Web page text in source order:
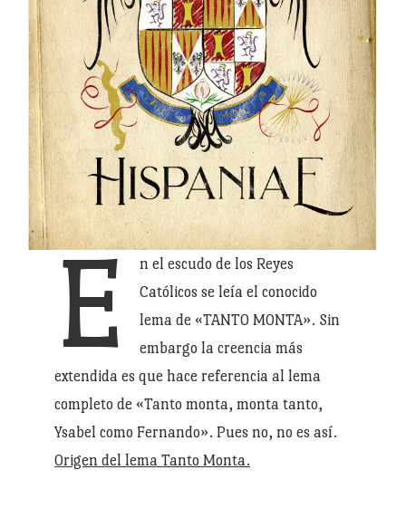
E
n el escudo de los Reyes
Católicos se leía el conocido
lema de «TANTO MONTA». Sin
embargo la creencia más
extendida es que hace referencia al lema
completo de «Tanto monta, monta tanto,
Ysabel como Fernando». Pues no, no es así.
Origen del lema Tanto Monta.